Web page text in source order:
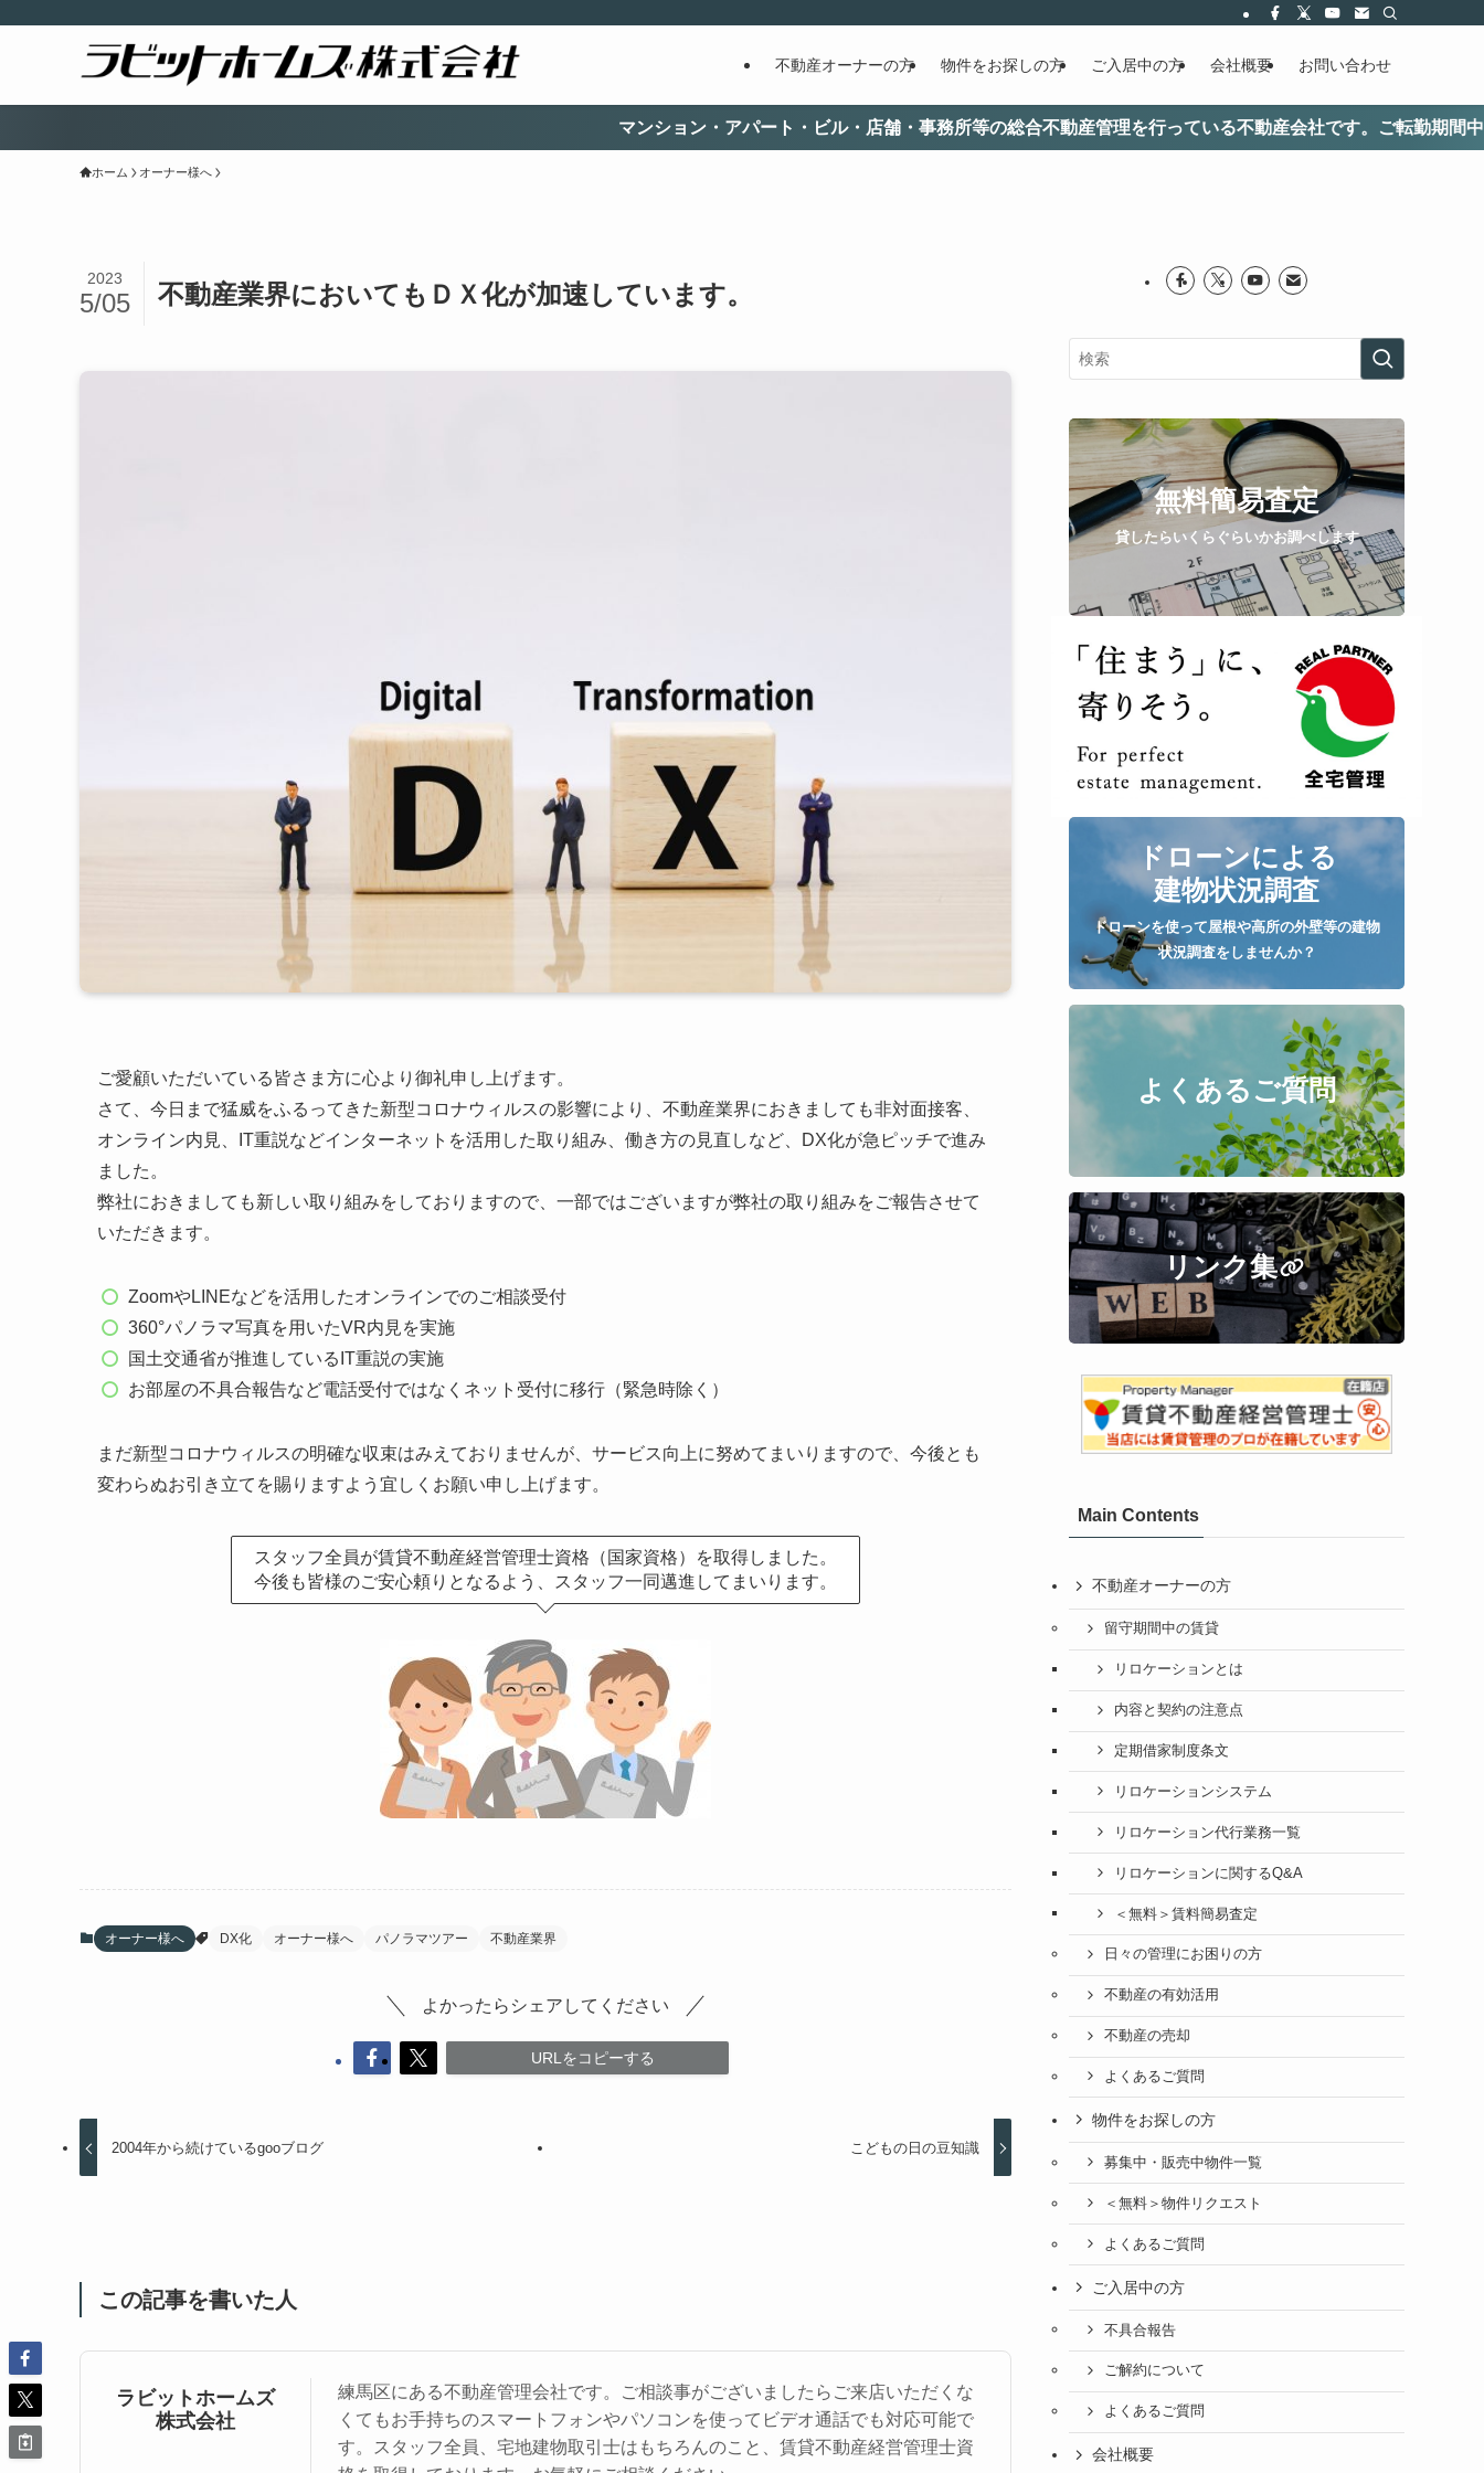
不動産オーナーの方 物件をお探しの方 ご入居中の方 会社概要 お問い合わせ
マンション・アパート・ビル・店舗・事務所等の総合不動産管理を行っている不動産会社です。ご転勤期間中などのリロ
ホーム オーナー様へ
不動産業界においてもＤＸ化が加速しています。
2023
5/05
ご愛顧いただいている皆さま方に心より御礼申し上げます。
さて、今日まで猛威をふるってきた新型コロナウィルスの影響により、不動産業界におきましても非対面接客、
オンライン内見、IT重説などインターネットを活用した取り組み、働き方の見直しなど、DX化が急ピッチで進み
ました。
弊社におきましても新しい取り組みをしておりますので、一部ではございますが弊社の取り組みをご報告させて
いただきます。
ZoomやLINEなどを活用したオンラインでのご相談受付
360°パノラマ写真を用いたVR内見を実施
国土交通省が推進しているIT重説の実施
お部屋の不具合報告など電話受付ではなくネット受付に移行（緊急時除く）
まだ新型コロナウィルスの明確な収束はみえておりませんが、サービス向上に努めてまいりますので、今後とも
変わらぬお引き立てを賜りますよう宜しくお願い申し上げます。
スタッフ全員が賃貸不動産経営管理士資格（国家資格）を取得しました。
今後も皆様のご安心頼りとなるよう、スタッフ一同邁進してまいります。
オーナー様へ DX化 オーナー様へ パノラマツアー 不動産業界
よかったらシェアしてください
URLをコピーする
2004年から続けているgooブログ こどもの日の豆知識
この記事を書いた人
ラビットホームズ
株式会社
練馬区にある不動産管理会社です。ご相談事がございましたらご来店いただくな
くてもお手持ちのスマートフォンやパソコンを使ってビデオ通話でも対応可能で
す。スタッフ全員、宅地建物取引士はもちろんのこと、賃貸不動産経営管理士資
無料簡易査定
貸したらいくらぐらいかお調べします
ドローンによる
建物状況調査
ドローンを使って屋根や高所の外壁等の建物
状況調査をしませんか？
よくあるご質問
リンク集
Main Contents
不動産オーナーの方
留守期間中の賃貸
リロケーションとは
内容と契約の注意点
定期借家制度条文
リロケーションシステム
リロケーション代行業務一覧
リロケーションに関するQ&A
＜無料＞賃料簡易査定
日々の管理にお困りの方
不動産の有効活用
不動産の売却
よくあるご質問
物件をお探しの方
募集中・販売中物件一覧
＜無料＞物件リクエスト
よくあるご質問
ご入居中の方
不具合報告
ご解約について
よくあるご質問
会社概要